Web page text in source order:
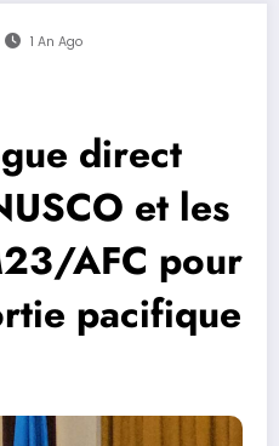
1 An Ago
direct
et les
AFC pour
pacifique